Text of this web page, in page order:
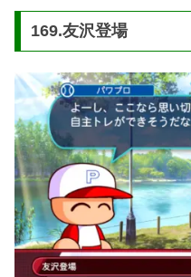
169.友沢登場